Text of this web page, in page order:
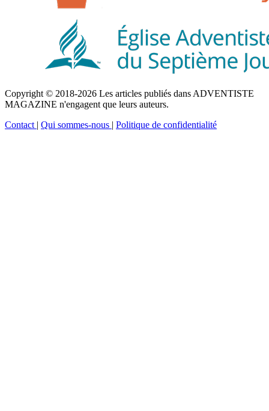
Copyright © 2018-2026 Les articles publiés dans ADVENTISTE
MAGAZINE n'engagent que leurs auteurs.
Contact | Qui sommes-nous | Politique de confidentialité